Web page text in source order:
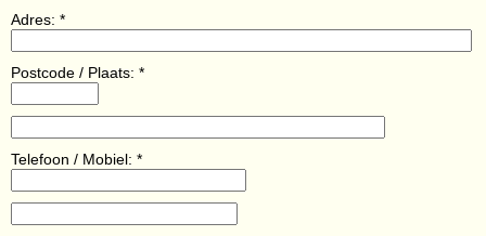
Adres: *
Postcode / Plaats: *
Telefoon / Mobiel: *